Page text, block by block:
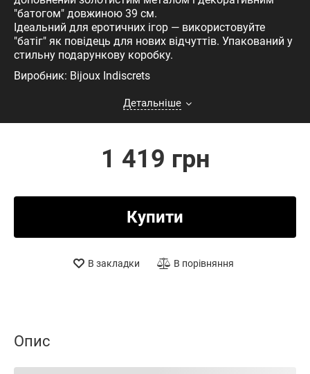
"батогом" довжиною 39 см.
Ідеальний для еротичних ігор — використовуйте
"батіг" як повідець для нових відчуттів. Упакований у
стильну подарункову коробку.
Виробник: Bijoux Indiscrets
Детальніше
1 419 грн
Купити
В закладки В порівняння
Опис